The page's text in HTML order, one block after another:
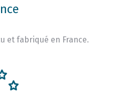
et fabriqué en France.